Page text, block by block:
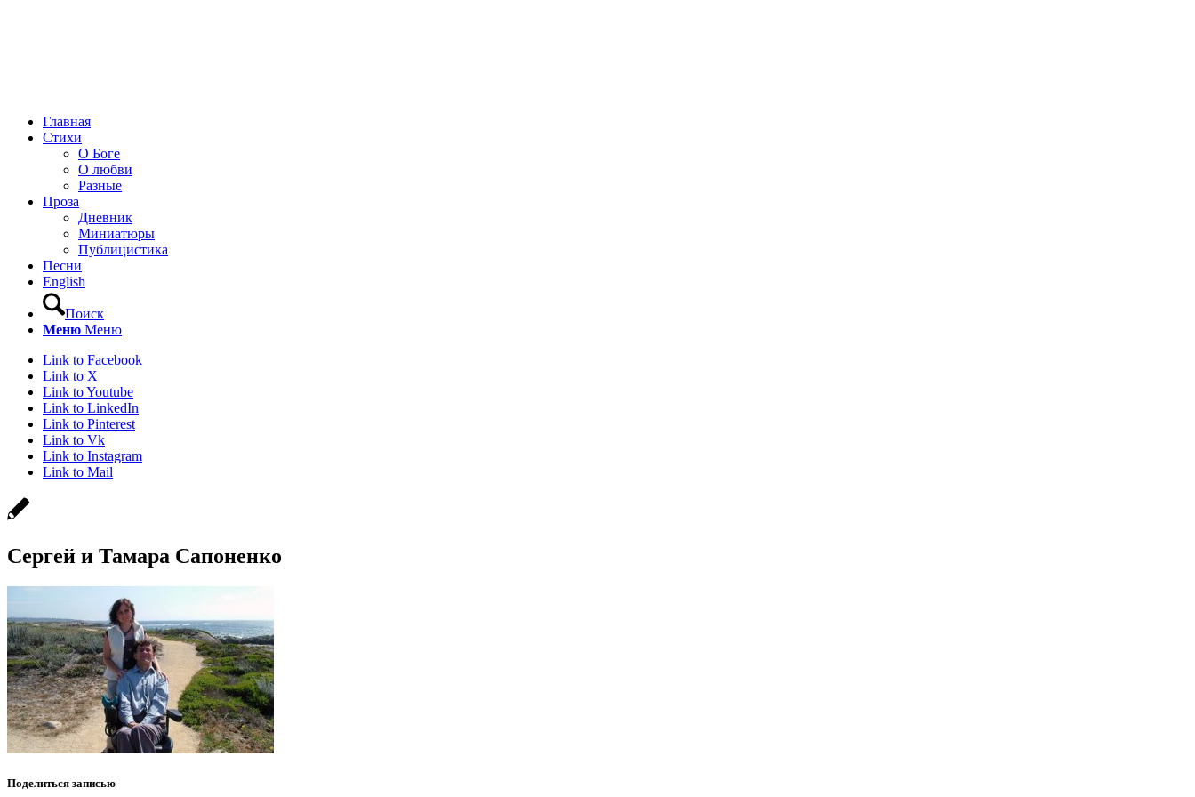
Главная
Стихи
О Боге
О любви
Разные
Проза
Дневник
Миниатюры
Публицистика
Песни
English
Поиск
Меню Меню
Link to Facebook
Link to X
Link to Youtube
Link to LinkedIn
Link to Pinterest
Link to Vk
Link to Instagram
Link to Mail
Сергей и Тамара Сапоненко
Поделиться записью